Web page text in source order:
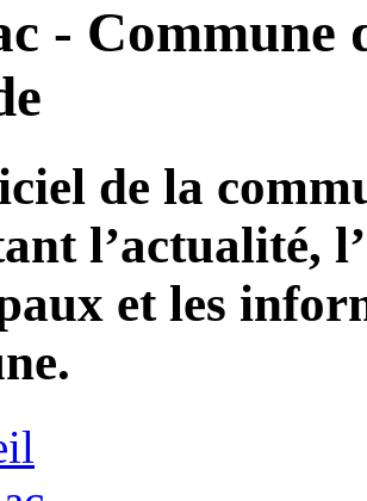
- Commune
de la
l’actualité,
et les